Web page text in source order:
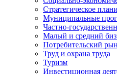
Стратегическое
Муниципальные
Частно-
Малый и средний
Потребительский
Труд и охрана труда
Туризм
Инвестиционная